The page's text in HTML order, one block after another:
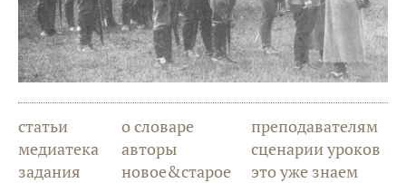
статьи
медиатека
задания
о словаре
авторы
новое&старое
преподавателям
сценарии уроков
это уже знаем